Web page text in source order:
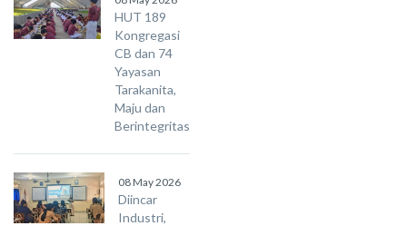
HUT 189
Kongregasi
CB dan 74
Yayasan
Tarakanita,
Maju dan
Berintegritas
08 May 2026
Diincar
Industri,